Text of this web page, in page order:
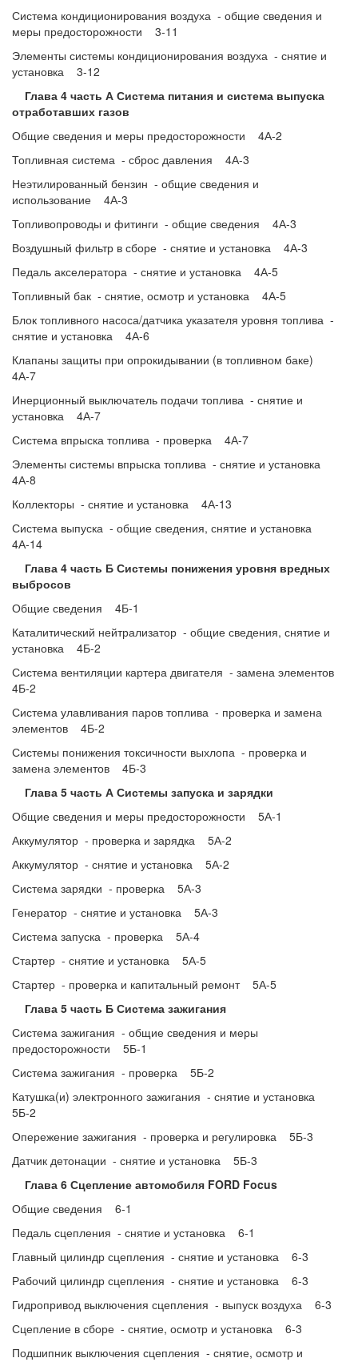
Система кондиционирования воздуха - общие сведения и
меры предосторожности 3-11
Элементы системы кондиционирования воздуха - снятие и
установка 3-12
Глава 4 часть А Система питания и система выпуска
отработавших газов
Общие сведения и меры предосторожности 4А-2
Топливная система - сброс давления 4А-3
Неэтилированный бензин - общие сведения и
использование 4А-3
Топливопроводы и фитинги - общие сведения 4А-3
Воздушный фильтр в сборе - снятие и установка 4А-3
Педаль акселератора - снятие и установка 4А-5
Топливный бак - снятие, осмотр и установка 4А-5
Блок топливного насоса/датчика указателя уровня топлива -
снятие и установка 4А-6
Клапаны защиты при опрокидывании (в топливном баке)
4А-7
Инерционный выключатель подачи топлива - снятие и
установка 4А-7
Система впрыска топлива - проверка 4А-7
Элементы системы впрыска топлива - снятие и установка
4А-8
Коллекторы - снятие и установка 4А-13
Система выпуска - общие сведения, снятие и установка
4А-14
Глава 4 часть Б Системы понижения уровня вредных
выбросов
Общие сведения 4Б-1
Каталитический нейтрализатор - общие сведения, снятие и
установка 4Б-2
Система вентиляции картера двигателя - замена элементов
4Б-2
Система улавливания паров топлива - проверка и замена
элементов 4Б-2
Системы понижения токсичности выхлопа - проверка и
замена элементов 4Б-3
Глава 5 часть А Системы запуска и зарядки
Общие сведения и меры предосторожности 5А-1
Аккумулятор - проверка и зарядка 5А-2
Аккумулятор - снятие и установка 5А-2
Система зарядки - проверка 5А-3
Генератор - снятие и установка 5А-3
Система запуска - проверка 5А-4
Стартер - снятие и установка 5А-5
Стартер - проверка и капитальный ремонт 5А-5
Глава 5 часть Б Система зажигания
Система зажигания - общие сведения и меры
предосторожности 5Б-1
Система зажигания - проверка 5Б-2
Катушка(и) электронного зажигания - снятие и установка
5Б-2
Опережение зажигания - проверка и регулировка 5Б-3
Датчик детонации - снятие и установка 5Б-3
Глава 6 Сцепление автомобиля FORD Focus
Общие сведения 6-1
Педаль сцепления - снятие и установка 6-1
Главный цилиндр сцепления - снятие и установка 6-3
Рабочий цилиндр сцепления - снятие и установка 6-3
Гидропривод выключения сцепления - выпуск воздуха 6-3
Сцепление в сборе - снятие, осмотр и установка 6-3
Подшипник выключения сцепления - снятие, осмотр и